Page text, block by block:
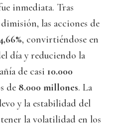
inmediata. Tras
las acciones de
, convirtiéndose en
día y reduciendo la
de casi 10.000
de 8.000 millones. La
y la estabilidad del
la volatilidad en los